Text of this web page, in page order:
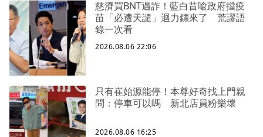
慈濟買BNT遇詐！藍白昔嗆政府擋疫
苗「必遭天譴」迴力鏢來了 荒謬語
錄一次看
2026.08.06 22:06
只有崔始源能停！本尊好奇找上門親
問：停車可以嗎 新北店員粉樂壞
2026.08.06 16:25